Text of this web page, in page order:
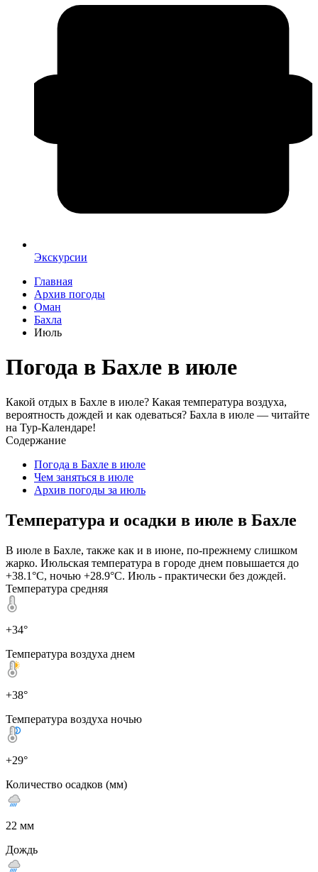
Экскурсии
Главная
Архив погоды
Оман
Бахла
Июль
Погода в Бахле в июле
Какой отдых в Бахле в июле? Какая температура воздуха,
вероятность дождей и как одеваться? Бахла в июле — читайте
на Тур-Календаре!
Содержание
Погода в Бахле в июле
Чем заняться в июле
Архив погоды за июль
Температура и осадки в июле в Бахле
В июле в Бахле, также как и в июне, по-прежнему слишком
жарко. Июльская температура в городе днем повышается до
+38.1°C, ночью +28.9°C. Июль - практически без дождей.
Температура средняя
+34°
Температура воздуха днем
+38°
Температура воздуха ночью
+29°
Количество осадков (мм)
22 мм
Дождь